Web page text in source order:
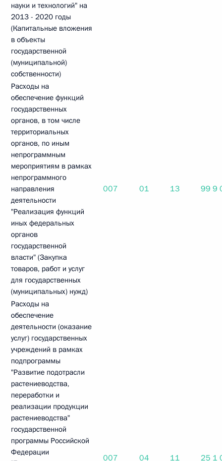
науки и технологий" на
2013 - 2020 годы
(Капитальные вложения
в объекты
государственной
(муниципальной)
собственности)
Расходы на
обеспечение функций
государственных
органов, в том числе
территориальных
органов, по иным
непрограммным
мероприятиям в рамках
непрограммного
направления
деятельности
"Реализация функций
иных федеральных
органов
государственной
власти" (Закупка
товаров, работ и услуг
для государственных
(муниципальных) нужд)
007 01 13 99 9
Расходы на
обеспечение
деятельности (оказание
услуг) государственных
учреждений в рамках
подпрограммы
"Развитие подотрасли
растениеводства,
переработки и
реализации продукции
растениеводства"
государственной
программы Российской
Федерации
007 04 11 25 1